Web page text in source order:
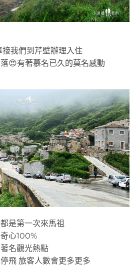
我們到芹壁辦理入住
😍有著慕名已久的莫名感動
是第一次來馬祖
心100%
名觀光熱點
飛 旅客人數會更多更多